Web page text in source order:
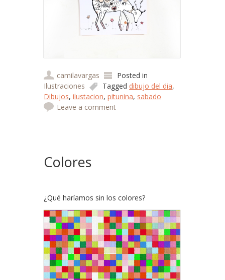
camilavargas
Posted in
Ilustraciones
Tagged dibujo del dia,
Dibujos,ilustacion,pitunina, sabado
Leave a comment
Colores
¿Qué haríamos sin los colores?